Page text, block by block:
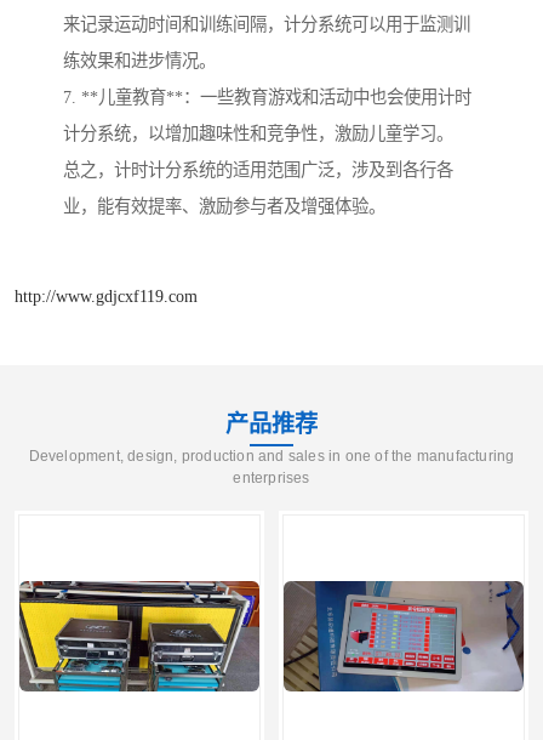
来记录运动时间和训练间隔，计分系统可以用于监测训
练效果和进步情况。
7. **儿童教育**：一些教育游戏和活动中也会使用计时
计分系统，以增加趣味性和竞争性，激励儿童学习。
总之，计时计分系统的适用范围广泛，涉及到各行各
业，能有效提率、激励参与者及增强体验。
http://www.gdjcxf119.com
产品推荐
Development, design, production and sales in one of the manufacturing
enterprises